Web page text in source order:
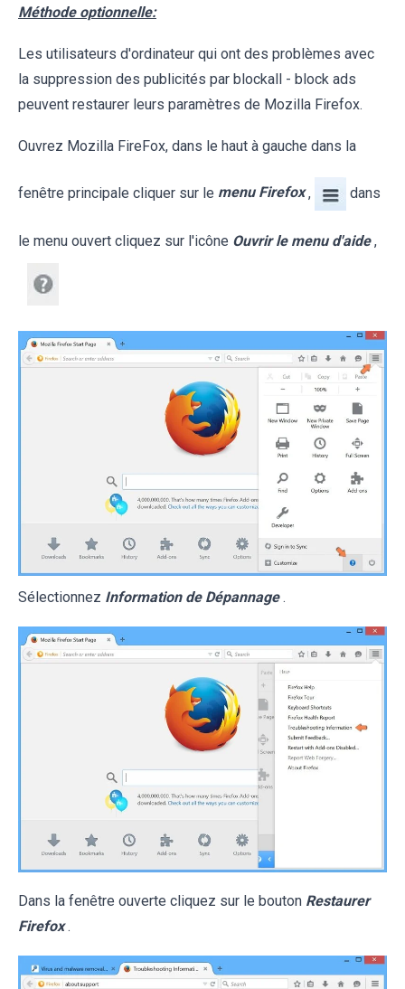
Méthode optionnelle:
Les utilisateurs d'ordinateur qui ont des problèmes avec
la suppression des publicités par blockall - block ads
peuvent restaurer leurs paramètres de Mozilla Firefox.
Ouvrez Mozilla FireFox, dans le haut à gauche dans la
fenêtre principale cliquer sur le menu Firefox , dans
le menu ouvert cliquez sur l'icône Ouvrir le menu d'aide ,
Sélectionnez Information de Dépannage .
Dans la fenêtre ouverte cliquez sur le bouton Restaurer
Firefox .